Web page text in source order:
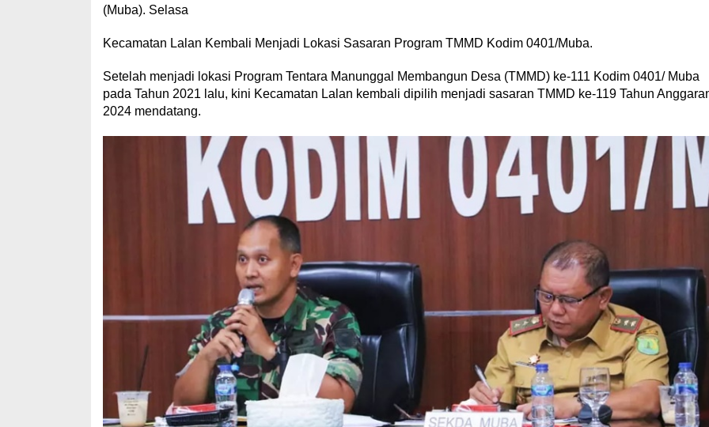
(Muba). Selasa
Kecamatan Lalan Kembali Menjadi Lokasi Sasaran Program TMMD Kodim 0401/Muba.
Setelah menjadi lokasi Program Tentara Manunggal Membangun Desa (TMMD) ke-111 Kodim 0401/ Muba
pada Tahun 2021 lalu, kini Kecamatan Lalan kembali dipilih menjadi sasaran TMMD ke-119 Tahun
2024 mendatang.